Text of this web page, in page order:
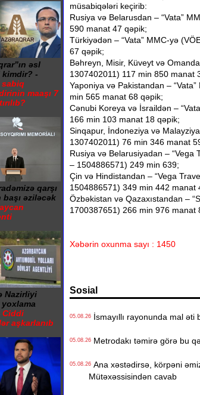
əsl
kimdir? -
sabiq
maaşı 7
qarşı
başı əziləcək
Nazirliyi
yoxlama
Ciddi
aşkarlanıb
müsabiqələri keçirib:
Rusiya və Belarusdan – “Vata”
590 manat 47 qəpik;
Türkiyədən – “Vata” MMC-yə
67 qəpik;
Bəhreyn, Misir, Küveyt və
1307402011) 117 min 850 manat
Yaponiya və Pakistandan –
min 565 manat 68 qəpik;
Cənubi Koreya və İsraildən –
166 min 103 manat 18 qəpik;
Sinqapur, İndoneziya və
1307402011) 76 min 346 manat
Rusiya və Belarusiyadan – “Vega
– 1504886571) 249 min 639;
Çin və Hindistandan – “Vega
1504886571) 349 min 442 manat
Özbəkistan və Qazaxıstandan –
1700387651) 266 min 976 manat
Xəbərin oxunma sayı : 1450
Sosial
05.08.26İsmayıllı rayonunda mal əti
05.08.26Metrodakı təmirə görə bu
05.08.26Ana xəstədirsə, körpəni
Mütəxəssisindən cavab